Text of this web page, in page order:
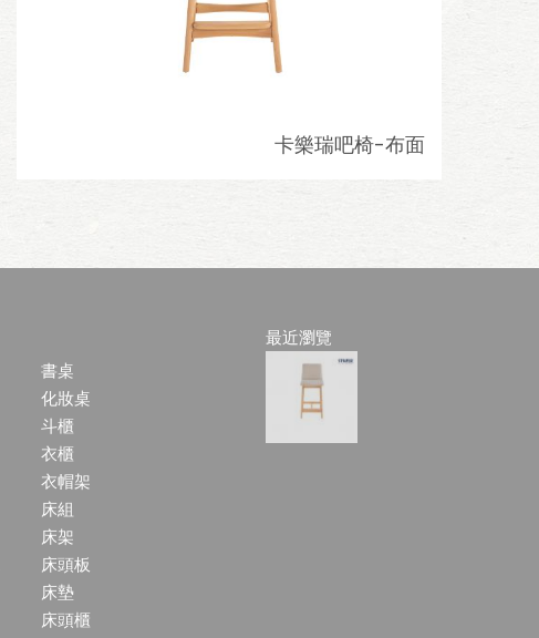
卡樂瑞吧椅-布面
書桌
化妝桌
斗櫃
衣櫃
衣帽架
床組
床架
床頭板
床墊
床頭櫃
最近瀏覽